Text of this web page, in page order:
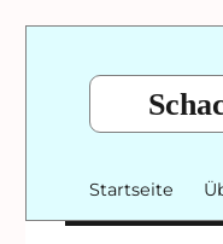
Startseite